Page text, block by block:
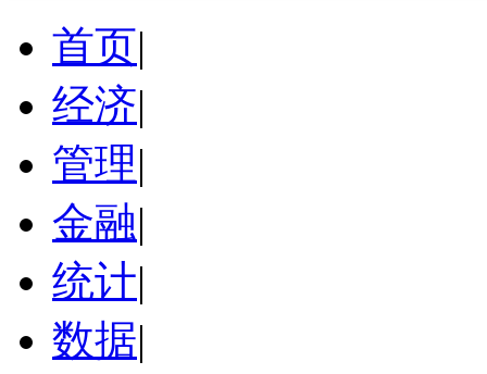
首页|
经济|
管理|
金融|
统计|
数据|